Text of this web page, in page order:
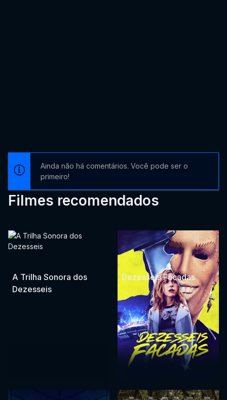
Ainda não há comentários. Você pode ser o
primeiro!
Filmes recomendados
A Trilha Sonora dos
Dezesseis
Dezesseis Facadas